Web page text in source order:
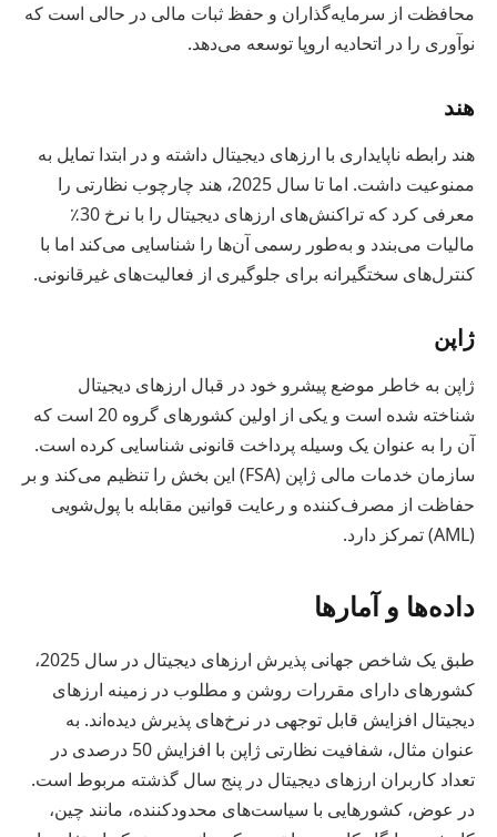
محافظت از سرمایه‌گذاران و حفظ ثبات مالی در حالی است که
نوآوری را در اتحادیه اروپا توسعه می‌دهد.
هند
هند رابطه ناپایداری با ارزهای دیجیتال داشته و در ابتدا تمایل به
ممنوعیت داشت. اما تا سال 2025، هند چارچوب نظارتی را
معرفی کرد که تراکنش‌های ارزهای دیجیتال را با نرخ 30٪
مالیات می‌‎بندد و به‌طور رسمی آن‌ها را شناسایی می‌کند اما با
کنترل‌های سختگیرانه برای جلوگیری از فعالیت‌های غیرقانونی.
ژاپن
ژاپن به خاطر موضع پیشرو خود در قبال ارزهای دیجیتال
شناخته شده است و یکی از اولین کشورهای گروه 20 است که
آن را به عنوان یک وسیله پرداخت قانونی شناسایی کرده است.
سازمان خدمات مالی ژاپن (FSA) این بخش را تنظیم می‌کند و بر
حفاظت از مصرف‌کننده و رعایت قوانین مقابله با پول‌شویی
(AML) تمرکز دارد.
داده‌ها و آمارها
طبق یک شاخص جهانی پذیرش ارزهای دیجیتال در سال 2025،
کشورهای دارای مقررات روشن و مطلوب در زمینه ارزهای
دیجیتال افزایش قابل توجهی در نرخ‌های پذیرش دیده‌اند. به
عنوان مثال، شفافیت نظارتی ژاپن با افزایش 50 درصدی در
تعداد کاربران ارزهای دیجیتال در پنج سال گذشته مربوط است.
در عوض، کشورهایی با سیاست‌های محدودکننده، مانند چین،